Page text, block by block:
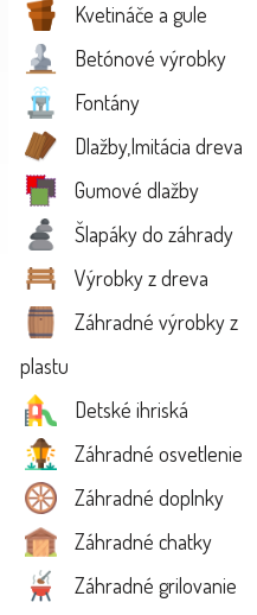
Kvetináče a gule
Betónové výrobky
Fontány
Dlažby,Imitácia dreva
Gumové dlažby
Šlapáky do záhrady
Výrobky z dreva
Záhradné výrobky z
plastu
Detské ihriská
Záhradné osvetlenie
Záhradné doplnky
Záhradné chatky
Záhradné grilovanie